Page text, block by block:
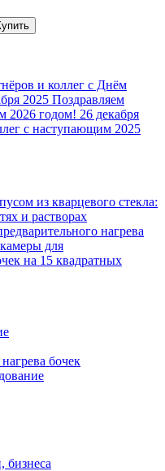
и коллег с Днём
2025 Поздравляем
2026 годом! 26 декабря
с наступающим 2025
из кварцевого стекла:
и растворах
нагрева
для
на 15 квадратных
бочек
бизнеса